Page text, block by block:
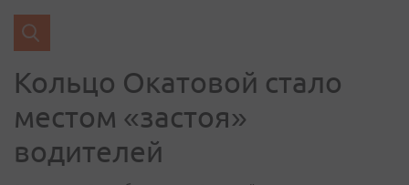
Кольцо Окатовой стало
местом «застоя»
водителей